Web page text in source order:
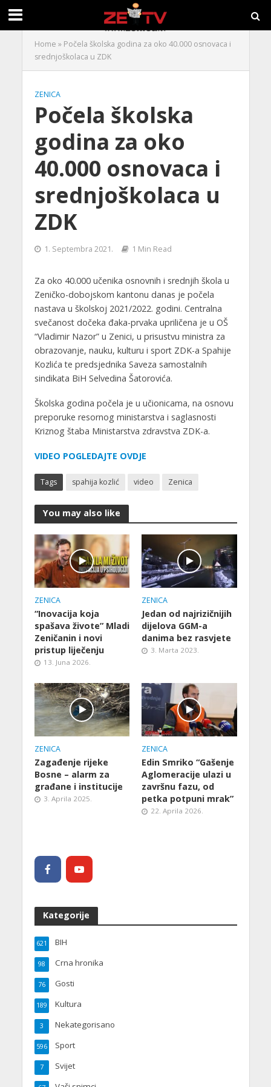
Home » Počela školska godina za oko 40.000 osnovaca i
srednjoškolaca u ZDK
ZENICA
Počela školska
godina za oko
40.000 osnovaca i
srednjoškolaca u
ZDK
1. Septembra 2021. 1 Min Read
Za oko 40.000 učenika osnovnih i srednjih škola u
Zeničko-dobojskom kantonu danas je počela
nastava u školskoj 2021/2022. godini. Centralna
svečanost dočeka đaka-prvaka upriličena je u OŠ
“Vladimir Nazor” u Zenici, u prisustvu ministra za
obrazovanje, nauku, kulturu i sport ZDK-a Spahije
Kozlića te predsjednika Saveza samostalnih
sindikata BiH Selvedina Šatorovića.
Školska godina počela je u učionicama, na osnovu
preporuke resornog ministarstva i saglasnosti
Kriznog štaba Ministarstva zdravstva ZDK-a.
VIDEO POGLEDAJTE OVDJE
Tags spahija kozlić video Zenica
You may also like
ZENICA
“Inovacija koja
spašava živote” Mladi
Zeničanin i novi
pristup liječenju
13. Juna 2026.
ZENICA
Jedan od najrizičnijih
dijelova GGM-a
danima bez rasvjete
3. Marta 2023.
ZENICA
Zagađenje rijeke
Bosne – alarm za
građane i institucije
3. Aprila 2025.
ZENICA
Edin Smriko “Gašenje
Aglomeracije ulazi u
završnu fazu, od
petka potpuni mrak”
22. Aprila 2026.
Kategorije
BIH
621
Crna hronika
98
Gosti
76
Kultura
189
Nekategorisano
3
Sport
596
Svijet
7